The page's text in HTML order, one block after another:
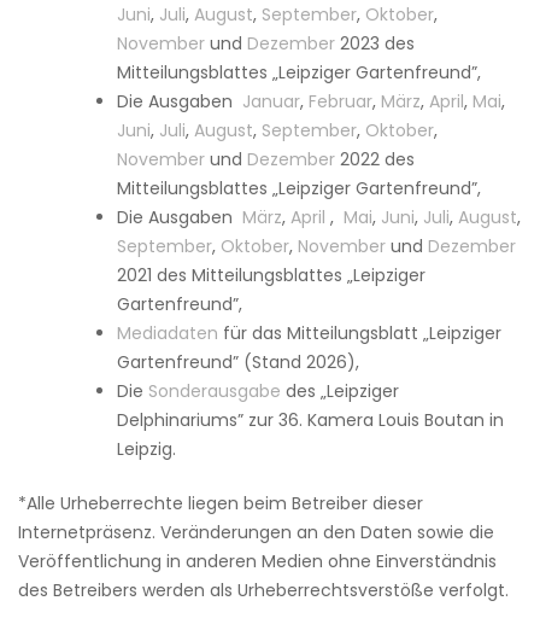
Juni, Juli, August, September, Oktober,
November und Dezember 2023 des
Mitteilungsblattes „Leipziger Gartenfreund”,
Die Ausgaben Januar, Februar, März, April, Mai,
Juni, Juli, August, September, Oktober,
November und Dezember 2022 des
Mitteilungsblattes „Leipziger Gartenfreund”,
Die Ausgaben März, April , Mai, Juni, Juli, August,
September, Oktober, November und Dezember
2021 des Mitteilungsblattes „Leipziger
Gartenfreund”,
Mediadaten für das Mitteilungsblatt „Leipziger
Gartenfreund” (Stand 2026),
Die Sonderausgabe des „Leipziger
Delphinariums” zur 36. Kamera Louis Boutan in
Leipzig.
*Alle Urheberrechte liegen beim Betreiber dieser
Internetpräsenz. Veränderungen an den Daten sowie die
Veröffentlichung in anderen Medien ohne Einverständnis
des Betreibers werden als Urheberrechtsverstöße verfolgt.